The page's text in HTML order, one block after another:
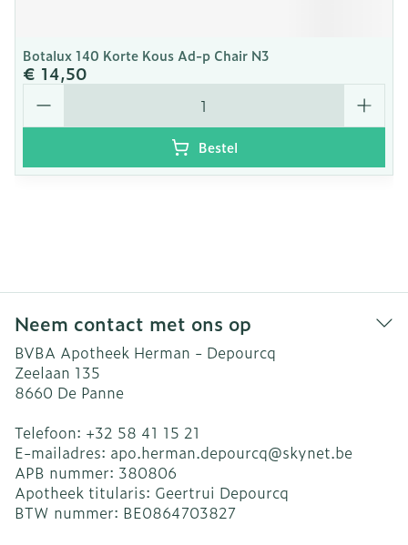
Botalux 140 Korte Kous Ad-p Chair N3
€ 14,50
Aantal
Bestel
Neem contact met ons op
BVBA Apotheek Herman - Depourcq
Zeelaan 135
8660 De Panne
Telefoon: +32 58 41 15 21
E-mailadres: apo.herman.depourcq@skynet.be
APB nummer: 380806
Apotheek titularis: Geertrui Depourcq
BTW nummer: BE0864703827